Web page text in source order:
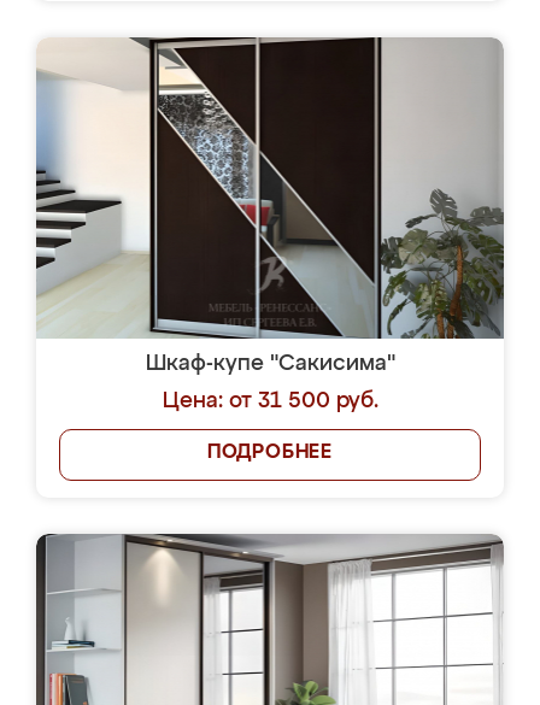
Шкаф-купе "Сакисима"
Цена: от 31 500 руб.
ПОДРОБНЕЕ